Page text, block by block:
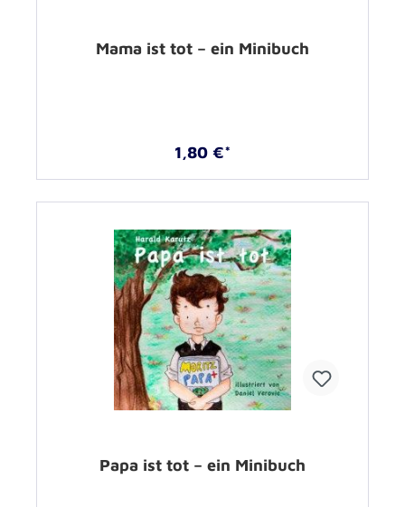
Mama ist tot – ein Minibuch
1,80 €*
Papa ist tot – ein Minibuch